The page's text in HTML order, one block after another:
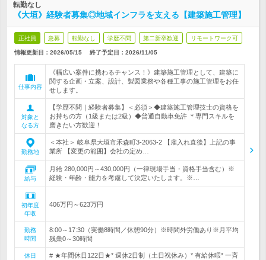
転勤なし
《大垣》経験者募集◎地域インフラを支える【建築施工管理】
正社員 急募 転勤なし 学歴不問 第二新卒歓迎 リモートワーク可
情報更新日：2026/05/15 終了予定日： 2026/11/05
仕事内容
《幅広い案件に携わるチャンス！》建築施工管理として、建築に
関する企画・立案、設計、製図業務や各種工事の施工管理をお任
せします。
対象と
なる方
【学歴不問｜経験者募集】＜必須＞◆建築施工管理技士の資格を
お持ちの方（1級または2級）◆普通自動車免許 ＊専門スキルを
磨きたい方歓迎！
勤務地
＜本社＞ 岐阜県大垣市禾森町3-2063-2 【雇入れ直後】上記の事
業所 【変更の範囲】会社の定め…
給与
月給 280,000円～430,000円（一律現場手当・資格手当含む）※
経験・年齢・能力を考慮して決定いたします。※…
初年度
年収
406万円～623万円
勤務
時間
8:00～17:30（実働8時間／休憩90分）※時間外労働あり※月平均
残業0～30時間
休日
# ★年間休日122日★* 週休2日制（土日祝休み）* 有給休暇* 一斉